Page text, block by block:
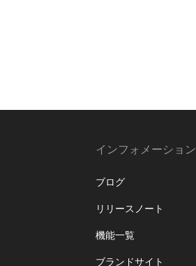
インフォメーション
ブログ
リリースノート
機能一覧
ブランドサイト